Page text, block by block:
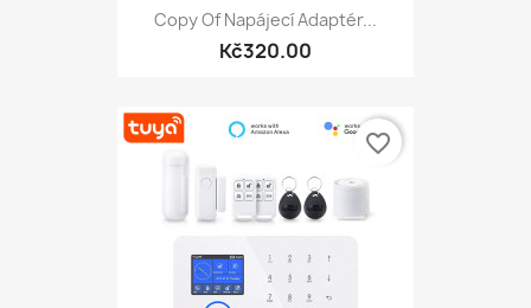
Copy Of Napájecí Adaptér...
Kč320.00
favorite_border